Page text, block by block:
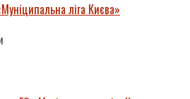
ліга Києва»